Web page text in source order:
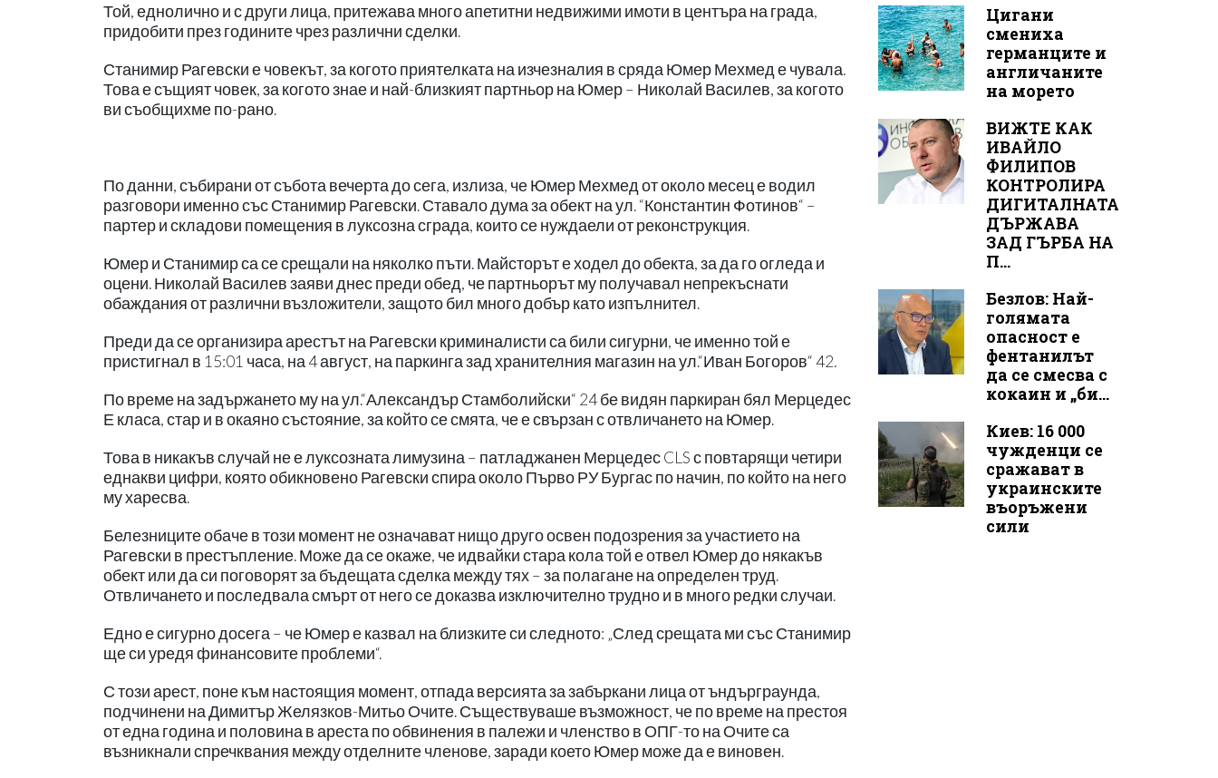
Той, еднолично и с други лица, притежава много апетитни недвижими имоти в центъра на града,
придобити през годините чрез различни сделки.
Станимир Рагевски е човекът, за когото приятелката на изчезналия в сряда Юмер Мехмед е чувала.
Това е същият човек, за когото знае и най-близкият партньор на Юмер – Николай Василев, за когото
ви съобщихме по-рано.
По данни, събирани от събота вечерта до сега, излиза, че Юмер Мехмед от около месец е водил
разговори именно със Станимир Рагевски. Ставало дума за обект на ул. “Константин Фотинов“ –
партер и складови помещения в луксозна сграда, които се нуждаели от реконструкция.
Юмер и Станимир са се срещали на няколко пъти. Майсторът е ходел до обекта, за да го огледа и
оцени. Николай Василев заяви днес преди обед, че партньорът му получавал непрекъснати
обаждания от различни възложители, защото бил много добър като изпълнител.
Преди да се организира арестът на Рагевски криминалисти са били сигурни, че именно той е
пристигнал в 15:01 часа, на 4 август, на паркинга зад хранителния магазин на ул.“Иван Богоров“ 42.
По време на задържането му на ул.“Александър Стамболийски“ 24 бе видян паркиран бял Мерцедес
Е класа, стар и в окаяно състояние, за който се смята, че е свързан с отвличането на Юмер.
Това в никакъв случай не е луксозната лимузина – патладжанен Мерцедес CLS с повтарящи четири
еднакви цифри, която обикновено Рагевски спира около Първо РУ Бургас по начин, по който на него
му харесва.
Белезниците обаче в този момент не означават нищо друго освен подозрения за участието на
Рагевски в престъпление. Може да се окаже, че идвайки стара кола той е отвел Юмер до някакъв
обект или да си поговорят за бъдещата сделка между тях – за полагане на определен труд.
Отвличането и последвала смърт от него се доказва изключително трудно и в много редки случаи.
Едно е сигурно досега – че Юмер е казвал на близките си следното: „След срещата ми със Станимир
ще си уредя финансовите проблеми“.
С този арест, поне към настоящия момент, отпада версията за забъркани лица от ъндърграунда,
подчинени на Димитър Желязков-Митьо Очите. Съществуваше възможност, че по време на престоя
от една година и половина в ареста по обвинения в палежи и членство в ОПГ-то на Очите са
възникнали спречквания между отделните членове, заради което Юмер може да е виновен.
Цигани
смениха
германците и
англичаните
на морето
ВИЖТЕ КАК
ИВАЙЛО
ФИЛИПОВ
КОНТРОЛИРА
ДИГИТАЛНАТА
ДЪРЖАВА
ЗАД ГЪРБА НА
П...
Безлов: Най-
голямата
опасност е
фентанилът
да се смесва с
кокаин и „би...
Киев: 16 000
чужденци се
сражават в
украинските
въоръжени
сили